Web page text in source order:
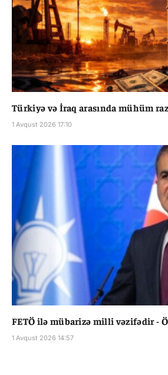
Türkiyə və İraq arasında mühüm
1 Avqust 2026 17:10
FETÖ ilə mübarizə milli vəzifədir -
1 Avqust 2026 14:57